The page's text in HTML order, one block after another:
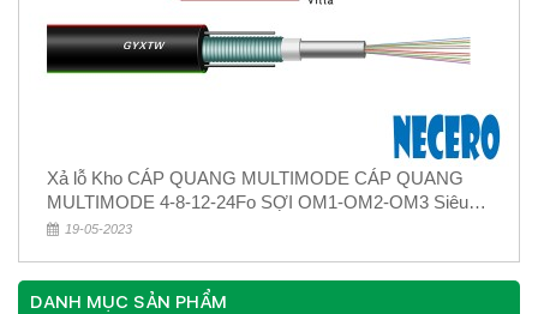
Xả lỗ Kho CÁP QUANG MULTIMODE CÁP QUANG
MULTIMODE 4-8-12-24Fo SỢI OM1-OM2-OM3 Siêu
Rẻ 5k
19-05-2023
DANH MỤC SẢN PHẨM